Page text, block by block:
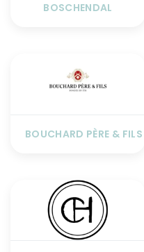
BOSCHENDAL
BOUCHARD PÈRE & FILS